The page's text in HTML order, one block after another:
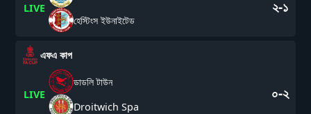
LIVE
হেস্টিংস ইউনাইটেড
২-১
এফএ কাপ
LIVE
ডাডলি টাউন
Droitwich Spa
০-২